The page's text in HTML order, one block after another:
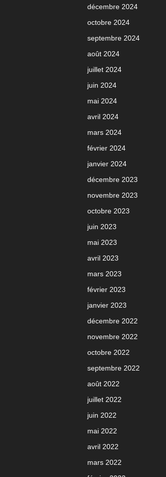
décembre 2024
octobre 2024
septembre 2024
août 2024
juillet 2024
juin 2024
mai 2024
avril 2024
mars 2024
février 2024
janvier 2024
décembre 2023
novembre 2023
octobre 2023
juin 2023
mai 2023
avril 2023
mars 2023
février 2023
janvier 2023
décembre 2022
novembre 2022
octobre 2022
septembre 2022
août 2022
juillet 2022
juin 2022
mai 2022
avril 2022
mars 2022